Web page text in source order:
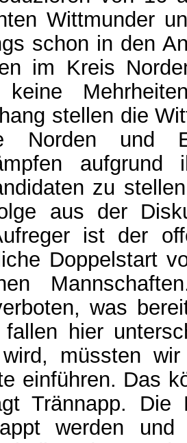
Wittmunder
schon in den
im Kreis
keine
stellen die
Norden und
zu
aus der
ist der
Doppelstart
was
fallen hier
müssten
einführen. Das
Trännapp.
werden